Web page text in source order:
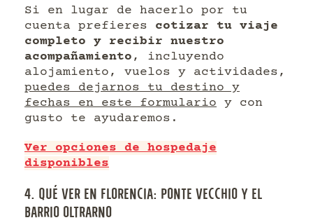
Si en lugar de hacerlo por tu
cuenta prefieres cotizar tu viaje
completo y recibir nuestro
acompañamiento , incluyendo
alojamiento, vuelos y actividades,
puedes dejarnos tu destino y
fechas en este formulario y con
gusto te ayudaremos.
Ver opciones de hospedaje
disponibles
4. QUÉ VER EN FLORENCIA: PONTE VECCHIO Y EL
BARRIO OLTRARNO